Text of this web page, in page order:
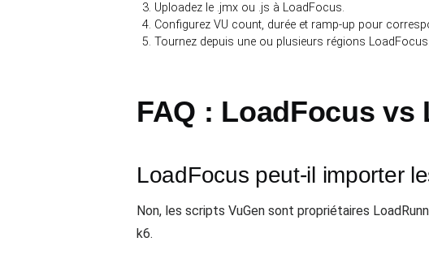
Uploadez le .jmx ou .js à LoadFocus.
Configurez VU count, durée et ramp-up pour
Tournez depuis une ou plusieurs régions LoadFocus.
FAQ : LoadFocus vs
LoadFocus peut-il importer
Non, les scripts VuGen sont propriétaires
k6.